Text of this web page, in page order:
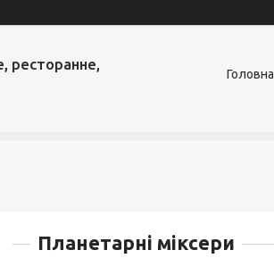
ресторанне,
Головна
Планетарні міксери